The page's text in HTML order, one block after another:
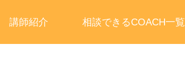
講師紹介 相談できるCOACH一覧